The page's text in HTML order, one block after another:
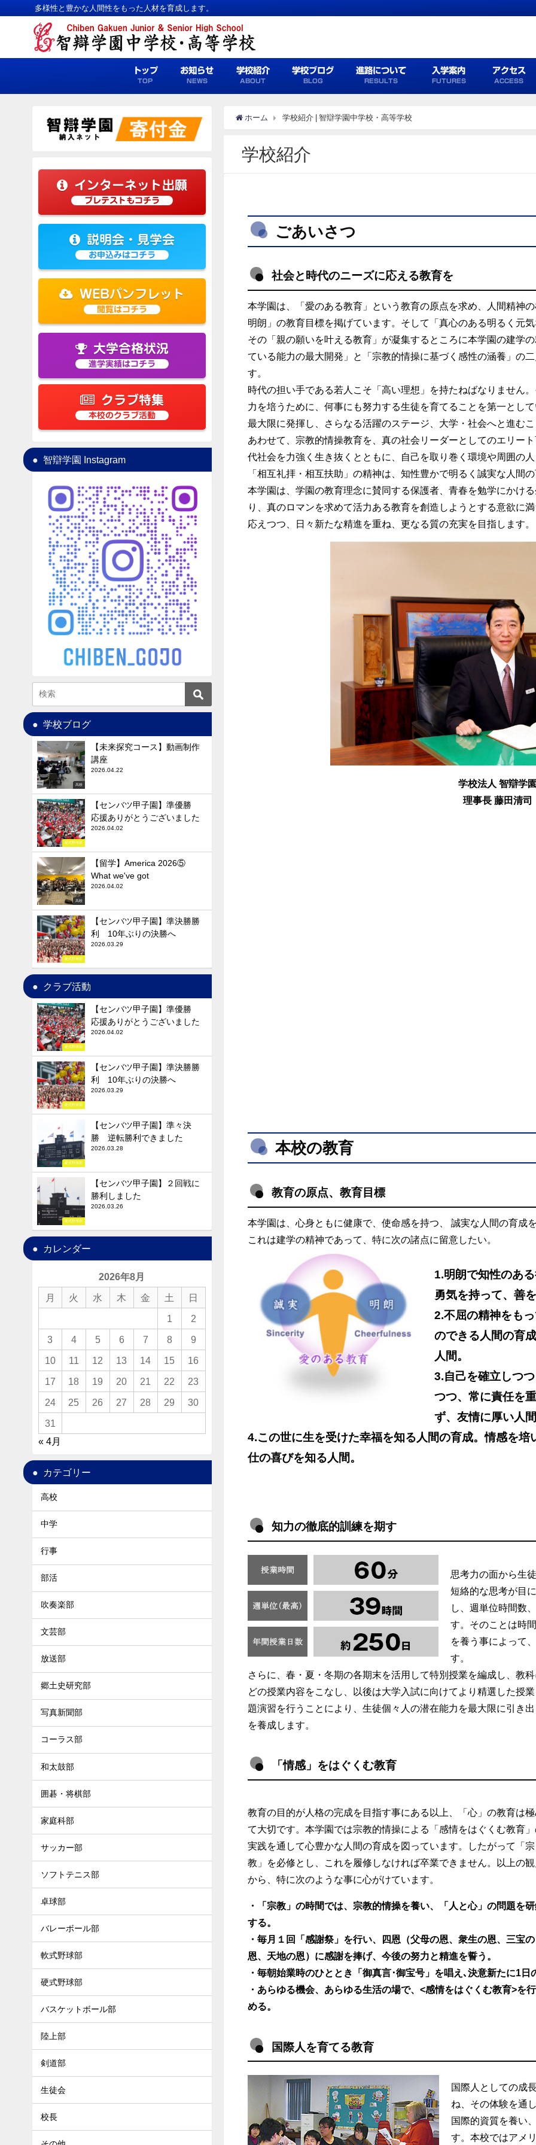
多様性と豊かな人間性をもった人材を育成します。
トップ
TOP
お知らせ
NEWS
学校紹介
ABOUT
学校ブログ
BLOG
進路について
RESULTS
入学案内
FUTURES
アクセス
ACCESS
ホーム 学校紹介 | 智辯学園中学校・高等学校
学校紹介
ごあいさつ
社会と時代のニーズに応える教育を
本学園は、「愛のある教育」という教育の原点を求め、人間精神
明朗」の教育目標を掲げています。そして「真心のある明るく元
その「親の願いを叶える教育」が凝集するところに本学園の建学
ている能力の最大開発」と「宗教的情操に基づく感性の涵養」の
す。
時代の担い手である若人こそ「高い理想」を持たねばなりません
力を培うために、何事にも努力する生徒を育てることを第一とし
最大限に発揮し、さらなる活躍のステージ、大学・社会へと進む
あわせて、宗教的情操教育を、真の社会リーダーとしてのエリー
代社会を力強く生き抜くとともに、自己を取り巻く環境や周囲の
「相互礼拝・相互扶助」の精神は、知性豊かで明るく誠実な人間
本学園は、学園の教育理念に賛同する保護者、青春を勉学にかけ
り、真のロマンを求めて活力ある教育を創造しようとする意欲に
応えつつ、日々新たな精進を重ね、更なる質の充実を目指します。
学校法人 智辯学
理事長 藤田清司
本校の教育
教育の原点、教育目標
本学園は、心身ともに健康で、使命感を持つ、 誠実な人間の育成
これは建学の精神であって、特に次の諸点に留意したい。
1.明朗で知性のあ
勇気を持って、善
2.不屈の精神をも
のできる人間の育
人間。
3.自己を確立しつ
つつ、常に責任を
ず、友情に厚い人
4.この世に生を受けた幸福を知る人間の育成。情感を
仕の喜びを知る人間。
知力の徹底的訓練を期す
思考力の面から生
短絡的な思考が目
し、週単位時間数
す。そのことは時
を養う事によって
す。
さらに、春・夏・冬期の各期末を活用して特別授業を編成し、教
どの授業内容をこなし、以後は大学入試に向けてより精選した授
題演習を行うことにより、生徒個々人の潜在能力を最大限に引き
を養成します。
「情感」をはぐくむ教育
教育の目的が人格の完成を目指す事にある以上、「心」の教育は
て大切です。本学園では宗教的情操による「感情をはぐくむ教育
実践を通して心豊かな人間の育成を図っています。したがって「宗
教」を必修とし、これを履修しなければ卒業できません。以上の
から、特に次のような事に心がけています。
・「宗教」の時間では、宗教的情操を養い、「人と心」の問題を
する。
・毎月１回「感謝祭」を行い、四恩（父母の恩、衆生の恩、三宝の
恩、天地の恩）に感謝を捧げ、今後の努力と精進を誓う。
・毎朝始業時のひととき「御真言･御宝号」を唱え､決意新たに1日
・あらゆる機会、あらゆる生活の場で、<感情をはぐくむ教育>を
める。
国際人を育てる教育
国際人としての成
ね、その体験を通
国際的資質を養い
す。本校ではアメ
インターネット出願
プレテストもコチラ
説明会・見学会
お申込みはコチラ
WEBパンフレット
閲覧はコチラ
大学合格状況
進学実績はコチラ
クラブ特集
本校のクラブ活動
智辯学園 Instagram
学校ブログ
高校
【未来探究コース】動画制作
講座
2026.04.22
硬式野球部
【センバツ甲子園】準優勝
応援ありがとうございました
2026.04.02
高校
【留学】America 2026⑤
What we've got
2026.04.02
硬式野球部
【センバツ甲子園】準決勝勝
利 10年ぶりの決勝へ
2026.03.29
クラブ活動
硬式野球部
【センバツ甲子園】準優勝
応援ありがとうございました
2026.04.02
硬式野球部
【センバツ甲子園】準決勝勝
利 10年ぶりの決勝へ
2026.03.29
硬式野球部
【センバツ甲子園】準々決
勝 逆転勝利できました
2026.03.28
硬式野球部
【センバツ甲子園】２回戦に
勝利しました
2026.03.26
カレンダー
2026年8月
月 火 水 木 金 土 日
1 2
3 4 5 6 7 8 9
10 11 12 13 14 15 16
17 18 19 20 21 22 23
24 25 26 27 28 29 30
31
« 4月
カテゴリー
高校
中学
行事
部活
吹奏楽部
文芸部
放送部
郷土史研究部
写真新聞部
コーラス部
和太鼓部
囲碁・将棋部
家庭科部
サッカー部
ソフトテニス部
卓球部
バレーボール部
軟式野球部
硬式野球部
バスケットボール部
陸上部
剣道部
生徒会
校長